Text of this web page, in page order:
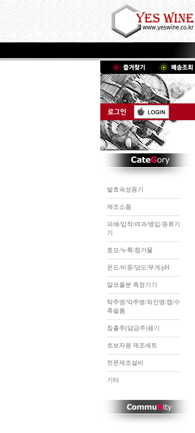
발효숙성용기
제조소품
파쇄/압착/여과/병입/증류기
기
효모/누룩/첨가물
온도/비중/당도/무게/pH
알코올분 측정기기
탁주병/약주병/와인병/캡/수
축필름
침출주(담금주)용기
초보자용 제조세트
전문제조설비
기타